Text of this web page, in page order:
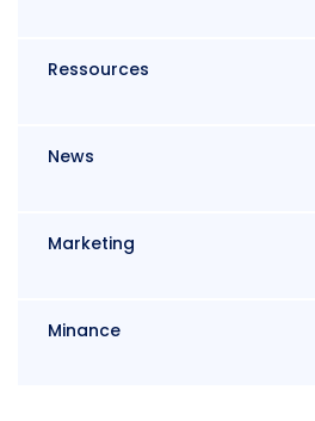
Ressources
News
Marketing
Minance